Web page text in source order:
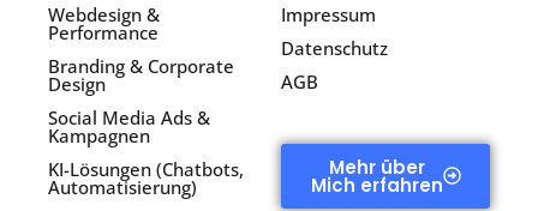
Webdesign &
Performance
Branding & Corporate
Design
Social Media Ads &
Kampagnen
KI-Lösungen (Chatbots,
Automatisierung)
Impressum
Datenschutz
AGB
Mehr über
Mich erfahren